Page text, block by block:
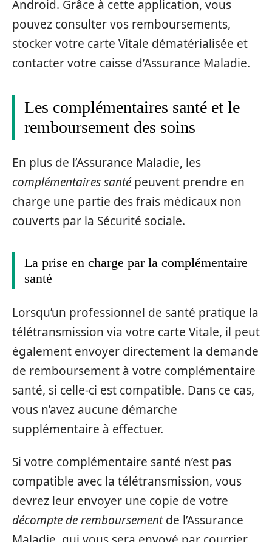
Android. Grâce à cette application, vous
pouvez consulter vos remboursements,
stocker votre carte Vitale dématérialisée et
contacter votre caisse d’Assurance Maladie.
Les complémentaires santé et le
remboursement des soins
En plus de l’Assurance Maladie, les
complémentaires santé peuvent prendre en
charge une partie des frais médicaux non
couverts par la Sécurité sociale.
La prise en charge par la complémentaire
santé
Lorsqu’un professionnel de santé pratique la
télétransmission via votre carte Vitale, il peut
également envoyer directement la demande
de remboursement à votre complémentaire
santé, si celle-ci est compatible. Dans ce cas,
vous n’avez aucune démarche
supplémentaire à effectuer.
Si votre complémentaire santé n’est pas
compatible avec la télétransmission, vous
devrez leur envoyer une copie de votre
décompte de remboursementde l’Assurance